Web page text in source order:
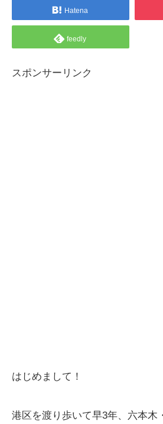
Hatena
feedly
スポンサーリンク
はじめまして！
港区を渡り歩いて早3年、六本木